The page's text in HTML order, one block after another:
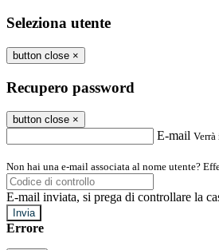
Seleziona utente
button close ×
Recupero password
button close ×
E-mail
Non hai una e-mail associata al nome utente?
E-mail inviata, si prega di controllare la
Errore